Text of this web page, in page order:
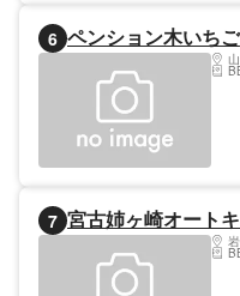
6 ペンション木いちご
7 宮古姉ヶ崎オート